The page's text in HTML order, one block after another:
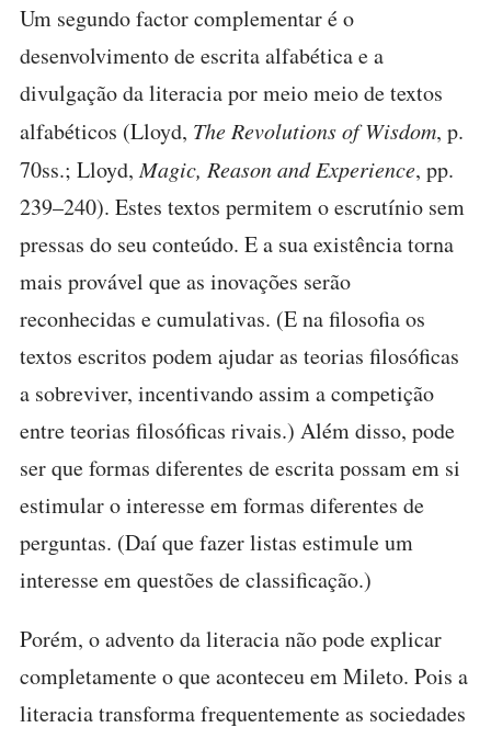
Um segundo factor complementar é o
desenvolvimento de escrita alfabética e a
divulgação da literacia por meio meio de textos
alfabéticos (Lloyd, The Revolutions of Wisdom, p.
70ss.; Lloyd,Magic, Reason and Experience, pp.
239–240). Estes textos permitem o escrutínio sem
pressas do seu conteúdo. E a sua existência torna
mais provável que as inovações serão
reconhecidas e cumulativas. (E na filosofia os
textos escritos podem ajudar as teorias filosóficas
a sobreviver, incentivando assim a competição
entre teorias filosóficas rivais.) Além disso, pode
ser que formas diferentes de escrita possam em si
estimular o interesse em formas diferentes de
perguntas. (Daí que fazer listas estimule um
interesse em questões de classificação.)
Porém, o advento da literacia não pode explicar
completamente o que aconteceu em Mileto. Pois a
literacia transforma frequentemente as sociedades